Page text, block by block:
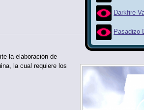
Darkfire
Pasadizo
la elaboración de
la cual requiere los